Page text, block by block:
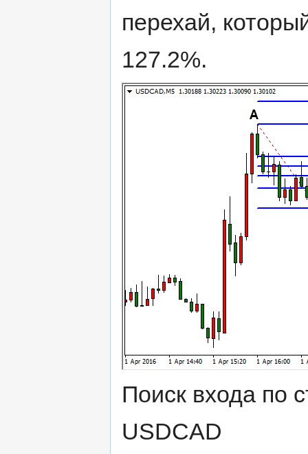
перехай,
127.2%.
Поиск входа по
USDCAD